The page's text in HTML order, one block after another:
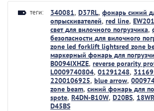
теги: 340081, D37RL, фонарь синий
опрыскивателей, red line,
свет для вилочного погрузчика,
безопасности для вилочного
zone led forklift lightsred zone
маркерный фонарь для
B0094IXHZE, reverse porarity
L0009740804, 01291248,
2200106925, blue arrow,
zone beam, синий фонарь для
spote, R4DN-B10W, D20BS,
D45BS